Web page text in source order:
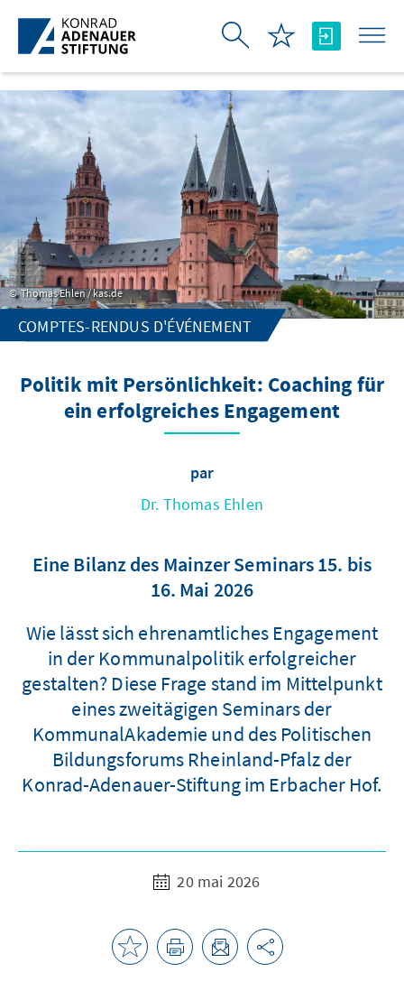
Saut au contenu principal
Thomas Ehlen / kas.de
COMPTES-RENDUS D'ÉVÉNEMENT
Politik mit Persönlichkeit: Coaching für
ein erfolgreiches Engagement
par
Dr. Thomas Ehlen
Eine Bilanz des Mainzer Seminars 15. bis
16. Mai 2026
Wie lässt sich ehrenamtliches Engagement
in der Kommunalpolitik erfolgreicher
gestalten? Diese Frage stand im Mittelpunkt
eines zweitägigen Seminars der
KommunalAkademie und des Politischen
Bildungsforums Rheinland-Pfalz der
Konrad-Adenauer-Stiftung im Erbacher Hof.
20 mai 2026